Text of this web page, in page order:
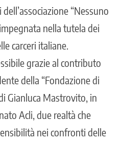
“Nessuno
nella tutela dei
carceri italiane.
grazie al contributo
della “Fondazione di
Gianluca Mastrovito, in
Acli, due realtà che
nei confronti delle